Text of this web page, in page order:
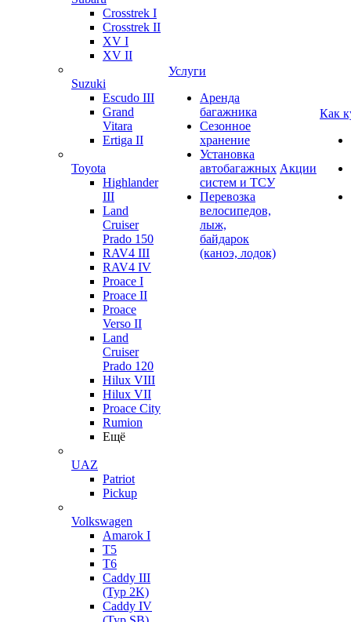
Crosstrek I
Crosstrek II
XV I
XV II
Suzuki
Escudo III
Grand
Vitara
Ertiga II
Toyota
Highlander
III
Land
Cruiser
Prado 150
RAV4 III
RAV4 IV
Proace I
Proace II
Proace
Verso II
Land
Cruiser
Prado 120
Hilux VIII
Hilux VII
Proace City
Rumion
Ещё
UAZ
Patriot
Pickup
Volkswagen
Amarok I
T5
T6
Caddy III
(Typ 2K)
Caddy IV
Услуги
Аренда
багажника
Сезонное
хранение
Установка
автобагажных
систем и ТСУ
Перевозка
велосипедов,
лыж,
байдарок
(каноэ, лодок)
Акции
Как